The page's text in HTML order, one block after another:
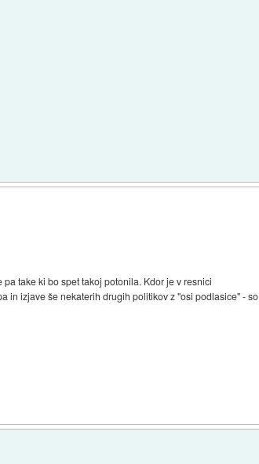
take ki bo spet takoj potonila. Kdor je v resnici
in izjave še nekaterih drugih politikov z "osi podlasice" - so